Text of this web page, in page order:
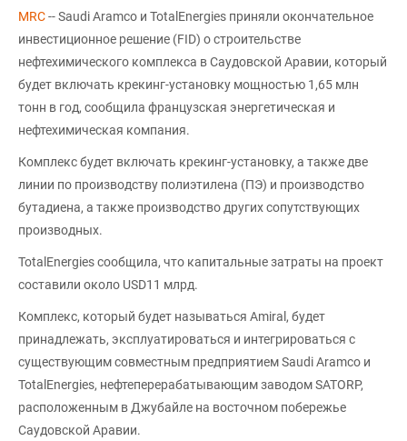
MRC-- Saudi Aramco и TotalEnergies приняли окончательное
инвестиционное решение (FID) о строительстве
нефтехимического комплекса в Саудовской Аравии, который
будет включать крекинг-установку мощностью 1,65 млн
тонн в год, сообщила французская энергетическая и
нефтехимическая компания.
Комплекс будет включать крекинг-установку, а также две
линии по производству полиэтилена (ПЭ) и производство
бутадиена, а также производство других сопутствующих
производных.
TotalEnergies сообщила, что капитальные затраты на проект
составили около USD11 млрд.
Комплекс, который будет называться Amiral, будет
принадлежать, эксплуатироваться и интегрироваться с
существующим совместным предприятием Saudi Aramco и
TotalEnergies, нефтеперерабатывающим заводом SATORP,
расположенным в Джубайле на восточном побережье
Саудовской Аравии.